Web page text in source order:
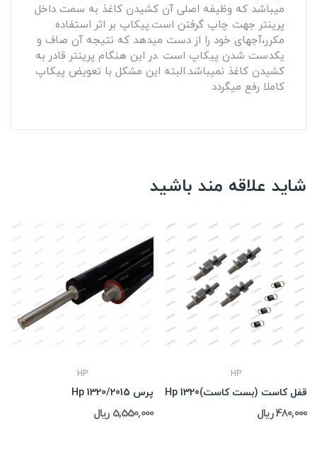
میباشد که وظیفه اصلی آن کشیدن کاغذ به سمت داخل
پرینتر جهت چاپ گرفتن است.پیکاپ بر اثر استفاده
مکرر،آجهای خود را از دست میدهد که نتیجه آن صاف و
یکدست شدن پیکاپ است .در این هنگام پرینتر قادر به
کشیدن کاغذ نمیباشد.البته این مشکل با تعویض پیکاپ
کاملا رفع میگردد
شاید علاقه مند باشید
HP
پرس Hp 1320/2015
5,550,000 ریال
HP
قفل کاست (بست کاست)Hp 1320
480,000 ریال